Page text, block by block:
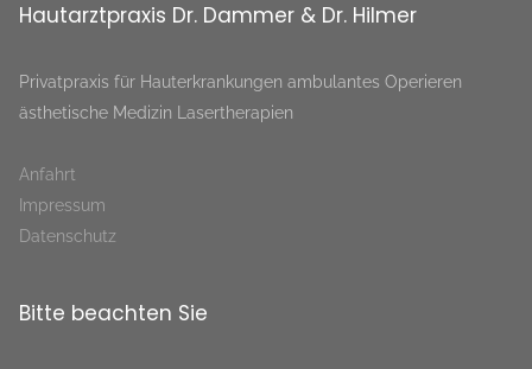
Hautarztpraxis Dr. Dammer & Dr. Hilmer
Privatpraxis für Hauterkrankungen ambulantes Operieren
ästhetische Medizin Lasertherapien
Anfahrt
Impressum
Datenschutz
Bitte beachten Sie